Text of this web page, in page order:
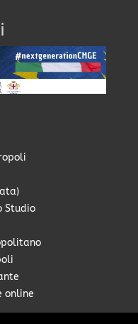
Studio
online